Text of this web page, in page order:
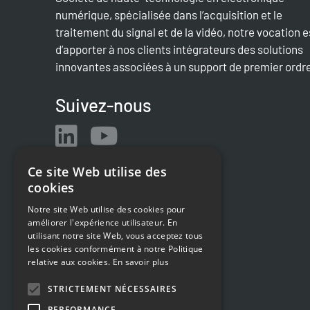
numérique, spécialisée dans l’acquisition et le
traitement du signal et de la vidéo, notre vocation
d’apporter à nos clients intégrateurs des solutions
innovantes associées à un support de premier
Suivez-nous
Ce site Web utilise des
cookies
Notre site Web utilise des cookies pour
améliorer l'expérience utilisateur. En
utilisant notre site Web, vous acceptez tous
les cookies conformément à notre Politique
relative aux cookies. En savoir plus
STRICTEMENT NÉCESSAIRES